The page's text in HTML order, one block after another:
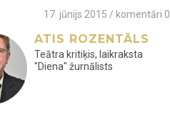
17. jūnijs 2015 / komentāri 0
ATIS ROZENTĀLS
Teātra kritiķis, laikraksta
"Diena" žurnālists